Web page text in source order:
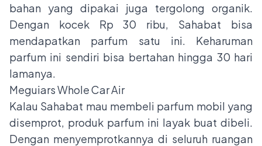
bahan yang dipakai juga tergolong organik.
Dengan kocek Rp 30 ribu, Sahabat bisa
mendapatkan parfum satu ini. Keharuman
parfum ini sendiri bisa bertahan hingga 30 hari
lamanya.
Meguiars Whole Car Air
Kalau Sahabat mau membeli parfum mobil yang
disemprot, produk parfum ini layak buat dibeli.
Dengan menyemprotkannya di seluruh ruangan